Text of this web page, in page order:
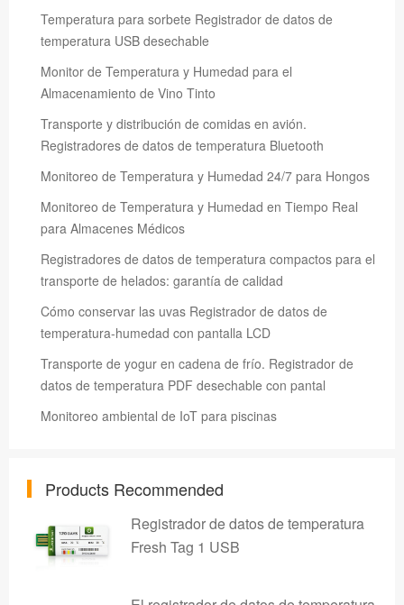
Temperatura para sorbete Registrador de datos de
temperatura USB desechable
Monitor de Temperatura y Humedad para el
Almacenamiento de Vino Tinto
Transporte y distribución de comidas en avión.
Registradores de datos de temperatura Bluetooth
Monitoreo de Temperatura y Humedad 24/7 para Hongos
Monitoreo de Temperatura y Humedad en Tiempo Real
para Almacenes Médicos
Registradores de datos de temperatura compactos para el
transporte de helados: garantía de calidad
Cómo conservar las uvas Registrador de datos de
temperatura-humedad con pantalla LCD
Transporte de yogur en cadena de frío. Registrador de
datos de temperatura PDF desechable con pantal
Monitoreo ambiental de IoT para piscinas
Products Recommended
Registrador de datos de temperatura
Fresh Tag 1 USB